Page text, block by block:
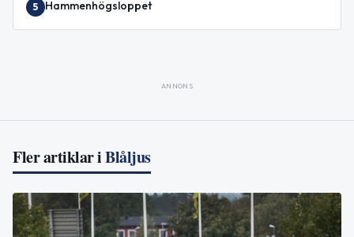
5 Hammenhögsloppet
ANNONS
Fler artiklar iBlåljus